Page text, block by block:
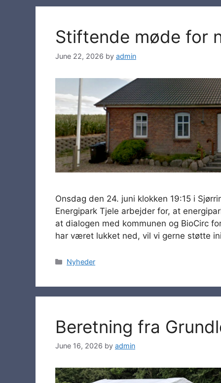
Stiftende møde for
June 22, 2026 by admin
Onsdag den 24. juni klokken 19:15 i
Energipark Tjele arbejder for, at
at dialogen med kommunen og BioCirc
har været lukket ned, vil vi gerne støtte
Categories
Nyheder
Beretning fra
June 16, 2026 by admin